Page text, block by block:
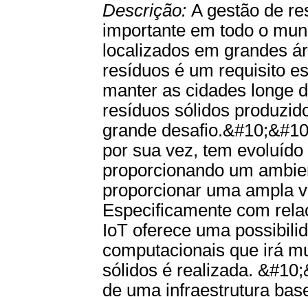
Descrição: A gestão de
importante em todo o
localizados em grandes
resíduos é um requisito
manter as cidades longe
resíduos sólidos
grande
por sua vez, tem
proporcionando um
proporcionar uma ampla
Especificamente com
IoT oferece uma
computacionais que irá
sólidos é realizada.
de uma infraestrutura